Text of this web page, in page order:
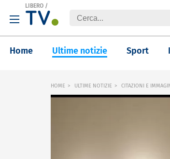
LIBERO /
Home Ultime notizie Sport
HOME ULTIME NOTIZIE CITAZIONI E